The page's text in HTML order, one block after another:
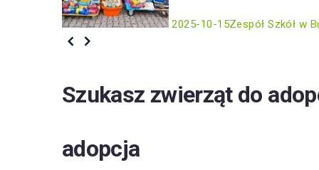
2025-10-15Zespół Szkół w
Szukasz zwierząt do
adopcja